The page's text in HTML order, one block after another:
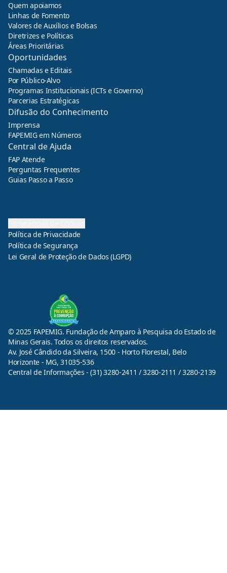
Quem apoiamos
Linhas de Fomento
Valores de Auxílios e Bolsas
Diretrizes e Políticas
Áreas Prioritárias
Oportunidades
Chamadas e Editais
Por Público-Alvo
Programas Institucionais (ICTs e Governo)
Parcerias Estratégicas
Difusão do Conhecimento
Imprensa
FAPEMIG em Números
Central de Ajuda
FAP Atende
Perguntas Frequentes
Guias Passo a Passo
Política de Privacidade
Política de Segurança
Lei Geral de Proteção de Dados (LGPD)
© 2025 FAPEMIG. Fundação de Amparo à Pesquisa do Estado de
Minas Gerais. Todos os direitos reservados.
Av. José Cândido da Silveira, 1500 - Horto Florestal, Belo
Horizonte - MG, 31035-536
Central de Informações - (31) 3280-2411 / 3280-2111 / 3280-2139